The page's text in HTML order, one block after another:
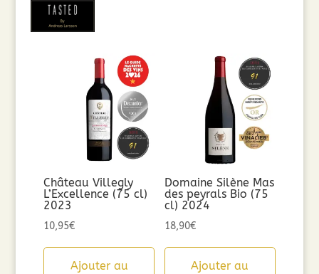
Château Villegly
L’Excellence (75 cl)
2023
10,95€
Ajouter au
Domaine Silène Mas
des peyrals Bio (75
cl) 2024
18,90€
Ajouter au